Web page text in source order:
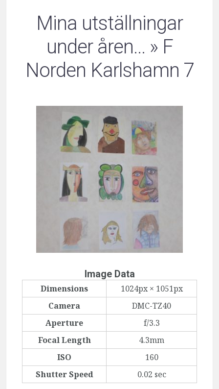
Mina utställningar
under åren… » F
Norden Karlshamn 7
Image Data
Dimensions
1024px × 1051px
Camera
DMC-TZ40
Aperture
f/3.3
Focal Length
4.3mm
ISO
160
Shutter Speed
0.02 sec